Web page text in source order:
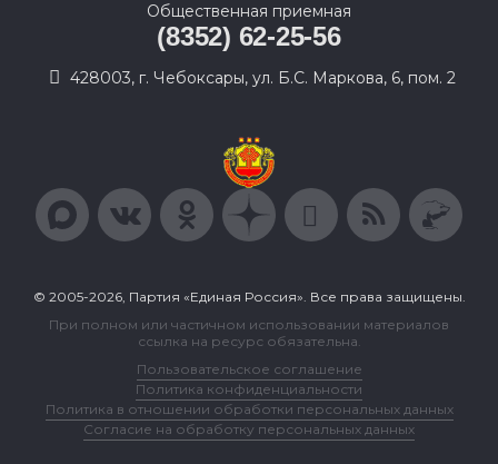
Общественная приемная
(8352) 62-25-56
428003, г. Чебоксары, ул. Б.С. Маркова, 6, пом. 2
© 2005-2026, Партия «Единая Россия». Все права защищены.
При полном или частичном использовании материалов
ссылка на ресурс обязательна.
Пользовательское соглашение
Политика конфиденциальности
Политика в отношении обработки персональных данных
Согласие на обработку персональных данных